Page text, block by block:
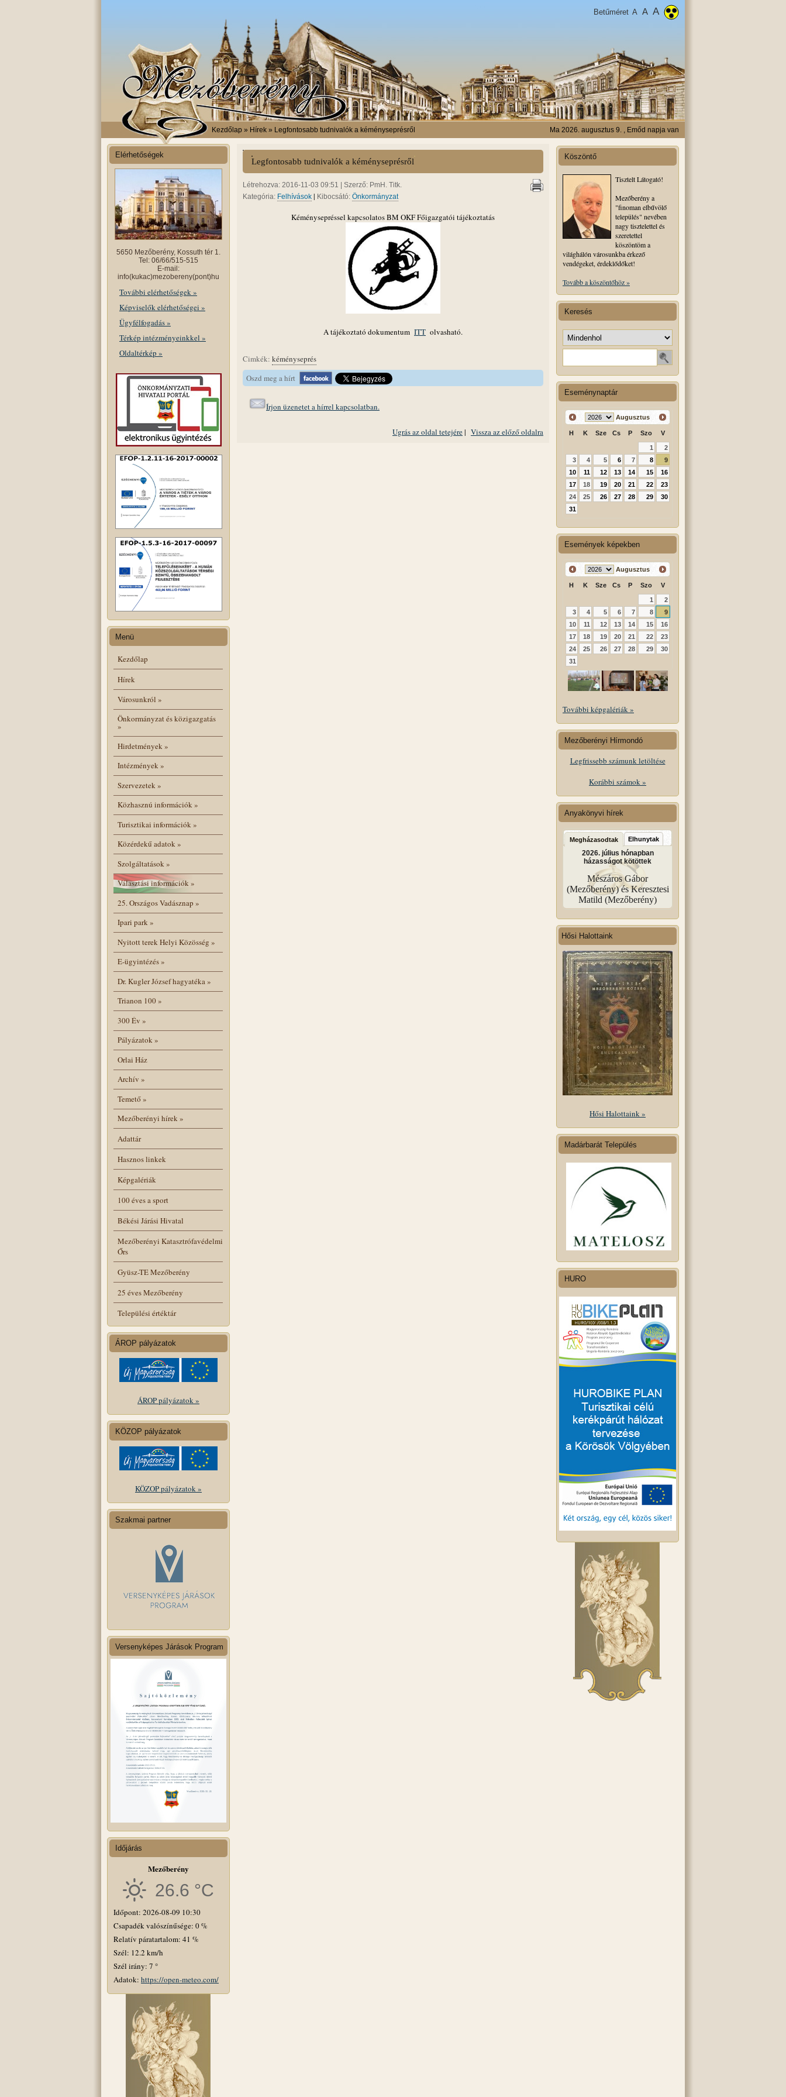
Betűméret A A A
Kezdőlap » Hírek » Legfontosabb tudnivalók a kéményseprésről Ma 2026. augusztus 9. , Emőd napja van
Elérhetőségek
5650 Mezőberény, Kossuth tér 1.
Tel: 06/66/515-515
E-mail:
info(kukac)mezobereny(pont)hu
További elérhetőségek »
Képviselők elérhetőségei »
Ügyfélfogadás »
Térkép intézményeinkkel »
Oldaltérkép »
Menü
Kezdőlap
Hírek
Városunkról »
Önkormányzat és közigazgatás
»
Hirdetmények»
Intézmények»
Szervezetek»
Közhasznú információk»
Turisztikai információk»
Közérdekű adatok»
Szolgáltatások»
Választási információk»
25. Országos Vadásznap »
Ipari park»
Nyitott terek Helyi Közösség »
E-ügyintézés»
Dr. Kugler József hagyatéka»
Trianon 100»
300 Év »
Pályázatok»
Orlai Ház
Archív »
Temető»
Mezőberényi hírek»
Adattár
Hasznos linkek
Képgalériák
100 éves a sport
Békési Járási Hivatal
Mezőberényi Katasztrófavédelmi
Őrs
Gyüsz-TE Mezőberény
25 éves Mezőberény
Települési értéktár
ÁROP pályázatok
ÁROP pályázatok »
KÖZOP pályázatok
KÖZOP pályázatok »
Szakmai partner
Versenyképes Járások Program
Időjárás
Mezőberény
26.6 °C
Időpont: 2026-08-09 10:30
Csapadék valószínűsége: 0 %
Relatív páratartalom: 41 %
Szél: 12.2 km/h
Szél irány: 7 °
Adatok: https://open-meteo.com/
Legfontosabb tudnivalók a kéményseprésről
Létrehozva: 2016-11-03 09:51 | Szerző: PmH. Titk.
Kategória: Felhívások | Kibocsátó: Önkormányzat
Kéménysepréssel kapcsolatos BM OKF Főigazgatói tájékoztatás
A tájékoztató dokumentum ITT olvasható.
Cimkék: kéményseprés
Oszd meg a hírt
Írjon üzenetet a hírrel kapcsolatban.
Ugrás az oldal tetejére| Vissza az előző oldalra
Köszöntő
Tisztelt Látogató!
Mezőberény a
"finoman elbűvölő
település" nevében
nagy tisztelettel és
szeretettel
köszöntöm a
világhálón városunkba érkező
vendégeket, érdeklődőket!
Tovább a köszöntőhöz »
Keresés
Keresés helye
Eseménynaptár
Augusztus
H K Sze Cs P Szo V
1
2
3
4 5 6 7 8
9
10
11 12 13 14 15
16
17
18 19 20 21 22
23
24
25 26 27 28 29
30
31
Események képekben
Augusztus
H K Sze Cs P Szo V
1
2
3
4 5 6 7 8
9
10
11 12 13 14 15
16
17
18 19 20 21 22
23
24
25 26 27 28 29
30
31
További képgalériák »
Mezőberényi Hírmondó
Legfrissebb számunk letöltése
Korábbi számok »
Anyakönyvi hírek
Megházasodtak Elhunytak
2026. július hónapban
házasságot kötöttek
Mészáros Gábor
(Mezőberény) és Keresztesi
Matild (Mezőberény)
Hősi Halottaink
Hősi Halottaink »
Madárbarát Település
HURO